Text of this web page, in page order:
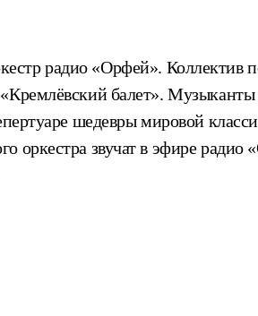
радио «Орфей». Коллектив
балет».
шедевры мировой
оркестра звучат в эфире радио